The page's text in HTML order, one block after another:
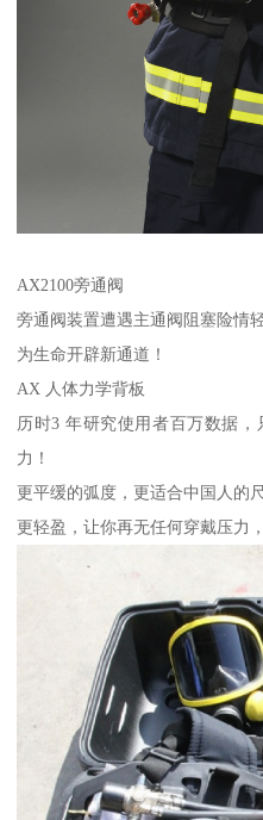
AX2100旁通阀
旁通阀装置遭遇主通阀阻塞险情
为生命开辟新通道！
AX 人体力学背板
历时3 年研究使用者百万数据
力！
更平缓的弧度，更适合中国人的
更轻盈，让你再无任何穿戴压力